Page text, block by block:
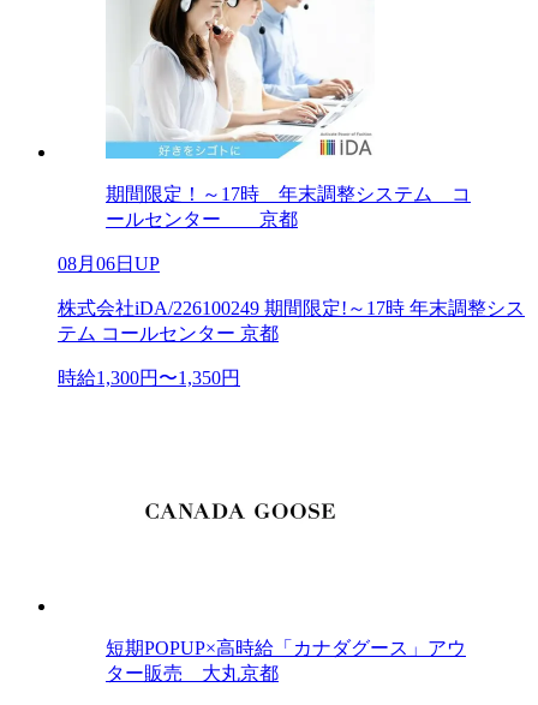
期間限定！～17時 年末調整システム コ
ールセンター 京都
08月06日UP
株式会社iDA/226100249 期間限定!～17時 年末調整シス
テム コールセンター 京都
時給1,300円〜1,350円
短期POPUP×高時給「カナダグース」アウ
ター販売 大丸京都